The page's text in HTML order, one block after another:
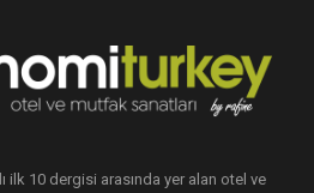
ilk 10 dergisi arasında yer alan otel ve